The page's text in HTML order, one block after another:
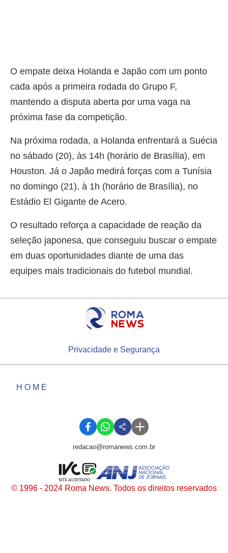
O empate deixa Holanda e Japão com um ponto
cada após a primeira rodada do Grupo F,
mantendo a disputa aberta por uma vaga na
próxima fase da competição.
Na próxima rodada, a Holanda enfrentará a Suécia
no sábado (20), às 14h (horário de Brasília), em
Houston. Já o Japão medirá forças com a Tunísia
no domingo (21), à 1h (horário de Brasília), no
Estádio El Gigante de Acero.
O resultado reforça a capacidade de reação da
seleção japonesa, que conseguiu buscar o empate
em duas oportunidades diante de uma das
equipes mais tradicionais do futebol mundial.
Privacidade e Segurança
HOME
redacao@romanews.com.br
© 1996 - 2024 Roma News. Todos os direitos reservados
SITE AUDITADO